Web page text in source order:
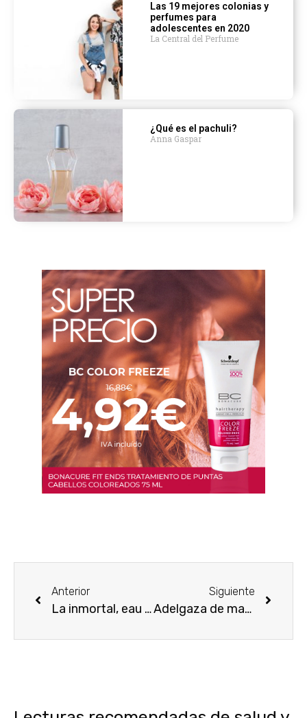
Las 19 mejores colonias y
perfumes para
adolescentes en 2020
La Central del Perfume
¿Qué es el pachuli?
Anna Gaspar
Anterior
La inmortal, eau de rochas
Siguiente
Adelgaza de manera eficaz.